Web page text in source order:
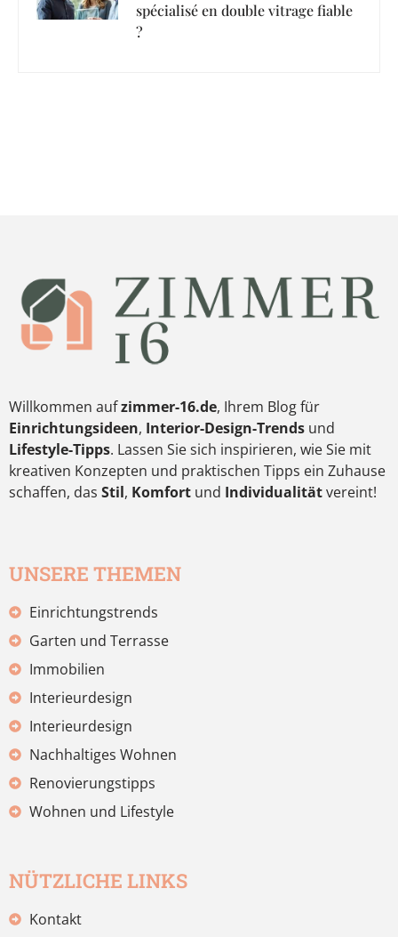
spécialisé en double vitrage fiable
?
Willkommen aufzimmer-16.de, Ihrem Blog für
Einrichtungsideen, Interior-Design-Trends und
Lifestyle-Tipps. Lassen Sie sich inspirieren, wie Sie mit
kreativen Konzepten und praktischen Tipps ein Zuhause
schaffen, das Stil, Komfort und Individualitätvereint!
UNSERE THEMEN
Einrichtungstrends
Garten und Terrasse
Immobilien
Interieurdesign
Interieurdesign
Nachhaltiges Wohnen
Renovierungstipps
Wohnen und Lifestyle
NÜTZLICHE LINKS
Kontakt